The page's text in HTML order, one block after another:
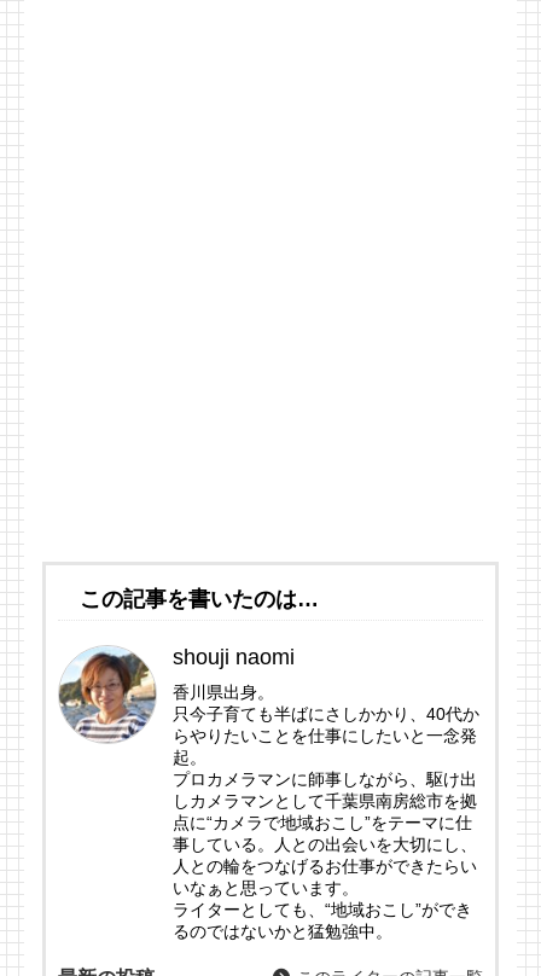
この記事を書いたのは…
shouji naomi
香川県出身。
只今子育ても半ばにさしかかり、40代か
らやりたいことを仕事にしたいと一念発
起。
プロカメラマンに師事しながら、駆け出
しカメラマンとして千葉県南房総市を拠
点に“カメラで地域おこし”をテーマに仕
事している。人との出会いを大切にし、
人との輪をつなげるお仕事ができたらい
いなぁと思っています。
ライターとしても、“地域おこし”ができ
るのではないかと猛勉強中。